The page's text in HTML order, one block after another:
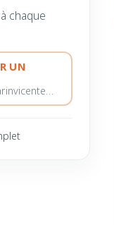
chaque
UN
benoitmarinvicente@immobiliere-pujol.fr